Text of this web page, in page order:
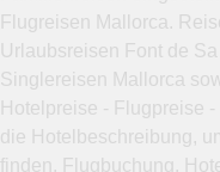
Flugreisen Mallorca.
Urlaubsreisen Font de
Singlereisen Mallorca
Hotelpreise - Flugpreise
die Hotelbeschreibung,
finden. Flugbuchung,